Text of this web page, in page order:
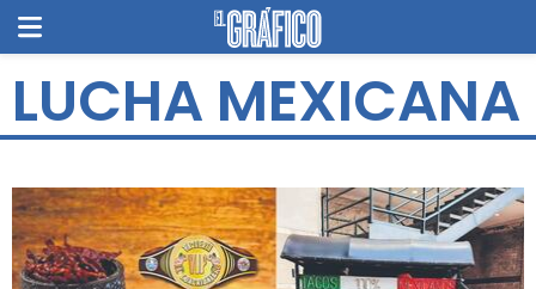
LUCHA MEXICANA